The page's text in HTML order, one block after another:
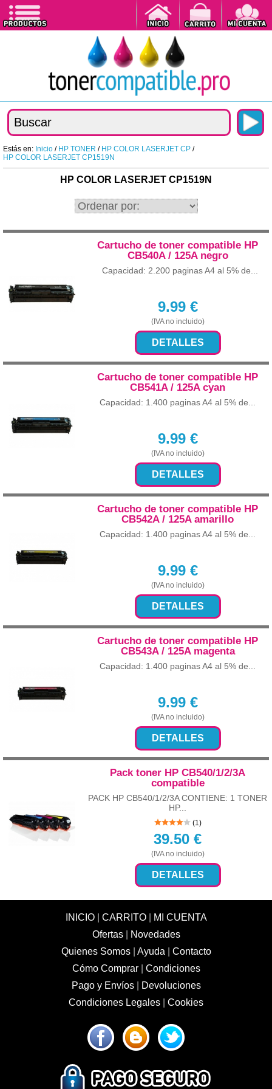
Estás en: Inicio / HP TONER / HP COLOR LASERJET CP /
HP COLOR LASERJET CP1519N
HP COLOR LASERJET CP1519N
Cartucho de toner compatible HP
CB540A / 125A negro
Capacidad: 2.200 paginas A4 al 5% de...
9.99€
(IVA no incluido)
DETALLES
Cartucho de toner compatible HP
CB541A / 125A cyan
Capacidad: 1.400 paginas A4 al 5% de...
9.99€
(IVA no incluido)
DETALLES
Cartucho de toner compatible HP
CB542A / 125A amarillo
Capacidad: 1.400 paginas A4 al 5% de...
9.99€
(IVA no incluido)
DETALLES
Cartucho de toner compatible HP
CB543A / 125A magenta
Capacidad: 1.400 paginas A4 al 5% de...
9.99€
(IVA no incluido)
DETALLES
Pack toner HP CB540/1/2/3A
compatible
PACK HP CB540/1/2/3A CONTIENE: 1 TONER
HP...
(1)
39.50 €
(IVA no incluido)
DETALLES
INICIO| CARRITO|
MI CUENTA
Ofertas|
Novedades
Quienes Somos| Ayuda
Contacto
Cómo Comprar| Condiciones
Pago y Envíos|
Devoluciones
Condiciones Legales
Cookies